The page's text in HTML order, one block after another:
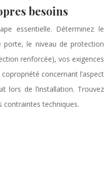
besoins
essentielle. Déterminez le
le niveau de protection
renforcée), vos exigences
concernant l’aspect
lors de l’installation. Trouvez
contraintes techniques.